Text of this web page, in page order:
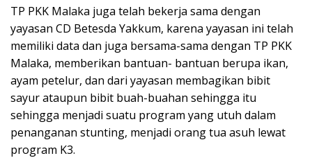
TP PKK Malaka juga telah bekerja sama dengan
yayasan CD Betesda Yakkum, karena yayasan ini telah
memiliki data dan juga bersama-sama dengan TP PKK
Malaka, memberikan bantuan- bantuan berupa ikan,
ayam petelur, dan dari yayasan membagikan bibit
sayur ataupun bibit buah-buahan sehingga itu
sehingga menjadi suatu program yang utuh dalam
penanganan stunting, menjadi orang tua asuh lewat
program K3.